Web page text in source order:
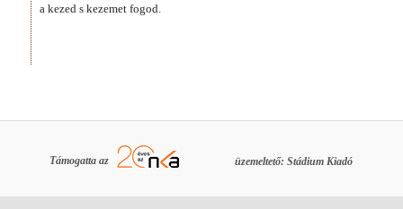
a kezed s kezemet fogod.
Támogatta az üzemeltető: Stádium Kiadó